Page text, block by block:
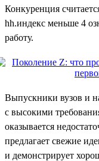
Конкуренция
hh.индекс меньше 4
работу.
Выпускники вузов и
с высокими
оказывается
предлагает свежие
и демонстрирует